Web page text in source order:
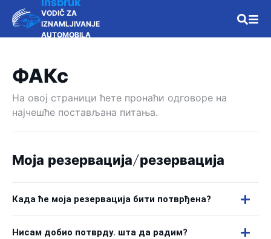
VODIČ ZA
IZNAMLJIVANJE
AUTOMOBILA
ФАКс
На овој страници ћете пронаћи одговоре на
најчешће постављана питања.
Моја резервација/резервација
Када ће моја резервација бити потврђена?
Нисам добио потврду. шта да радим?